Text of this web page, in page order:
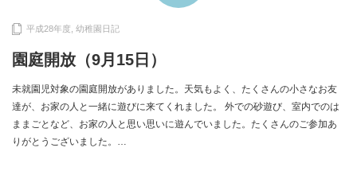
平成28年度 幼稚園日記
園庭開放（9月15日）
未就園児対象の園庭開放がありました。天気もよく、たくさんの小さなお友
達が、お家の人と一緒に遊びに来てくれました。 外での砂遊び、室内でのは
ままごとなど、お家の人と思い思いに遊んでいました。たくさんのご参加あ
りがとうございました。…